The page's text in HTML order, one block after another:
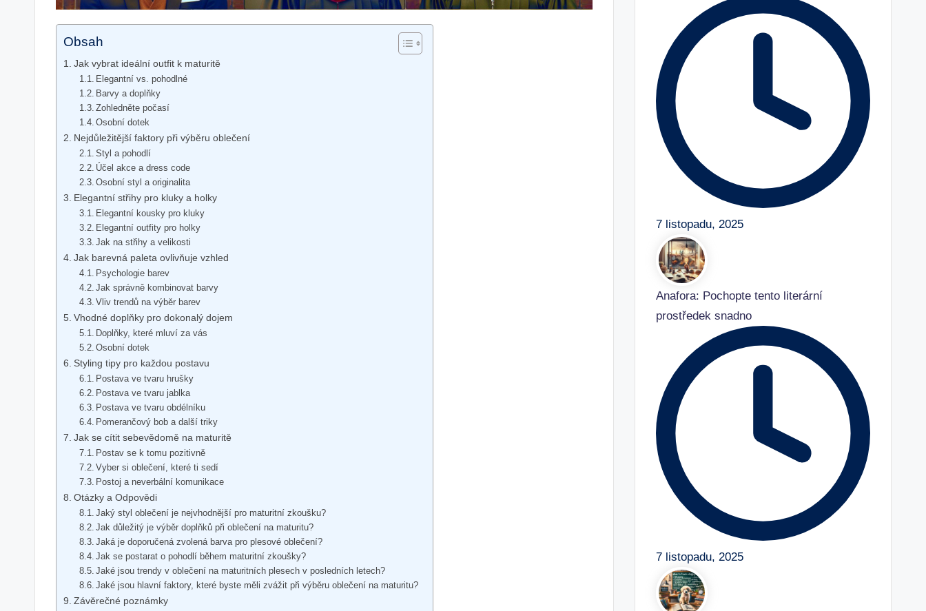
Obsah
Jak vybrat ideální outfit k maturitě
Elegantní vs. pohodlné
Barvy a doplňky
Zohledněte počasí
Osobní dotek
Nejdůležitější faktory při výběru oblečení
Styl a pohodlí
Účel akce a dress code
Osobní styl a originalita
Elegantní střihy pro kluky a holky
Elegantní kousky pro kluky
Elegantní outfity pro holky
Jak na střihy a velikosti
Jak barevná paleta ovlivňuje vzhled
Psychologie barev
Jak správně kombinovat barvy
Vliv trendů na výběr barev
Vhodné doplňky pro dokonalý dojem
Doplňky, které mluví za vás
Osobní dotek
Styling tipy pro každou postavu
Postava ve tvaru hrušky
Postava ve tvaru jablka
Postava ve tvaru obdélníku
Pomerančový bob a další triky
Jak se cítit sebevědomě na maturitě
Postav se k tomu pozitivně
Vyber si oblečení, které ti sedí
Postoj a neverbální komunikace
Otázky a Odpovědi
Jaký styl oblečení je nejvhodnější pro maturitní zkoušku?
Jak důležitý je výběr doplňků při oblečení na maturitu?
Jaká je doporučená zvolená barva pro plesové oblečení?
Jak se postarat o pohodlí během maturitní zkoušky?
Jaké jsou trendy v oblečení na maturitních plesech v posledních letech?
Jaké jsou hlavní faktory, které byste měli zvážit při výběru oblečení na maturitu?
Závěrečné poznámky
7 listopadu, 2025
Anafora: Pochopte tento literární
prostředek snadno
7 listopadu, 2025